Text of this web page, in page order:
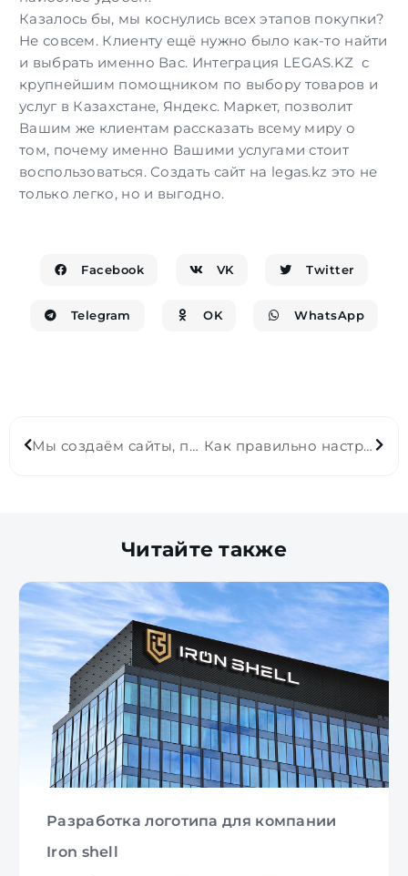
Казалось бы, мы коснулись всех этапов покупки?
Не совсем. Клиенту ещё нужно было как-то найти
и выбрать именно Вас. Интеграция LEGAS.KZ с
крупнейшим помощником по выбору товаров и
услуг в Казахстане, Яндекс. Маркет, позволит
Вашим же клиентам рассказать всему миру о
том, почему именно Вашими услугами стоит
воспользоваться. Создать сайт на legas.kz это не
только легко, но и выгодно.
Facebook VK Twitter
Telegram OK WhatsApp
Мы создаём сайты, приносящие прибыль Как правильно настроить прием платежей на сайте, особенно с карт Visa и MasterCard
Читайте также
Разработка логотипа для компании
Iron shell